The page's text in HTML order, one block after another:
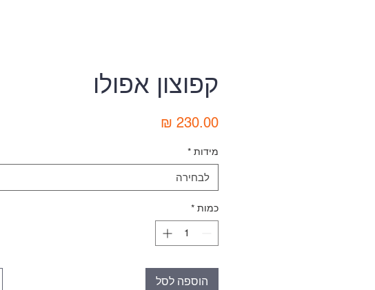
קפוצון אפולו
מידות *
לבחירה
כמות *
הוספה לסל